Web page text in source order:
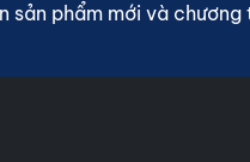
sản phẩm mới và chương